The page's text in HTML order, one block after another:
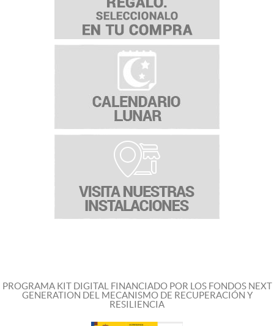
PROGRAMA KIT DIGITAL FINANCIADO POR LOS FONDOS NEXT
GENERATION DEL MECANISMO DE RECUPERACIÓN Y
RESILIENCIA